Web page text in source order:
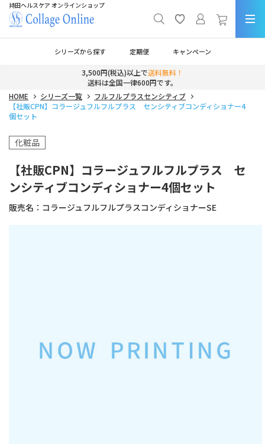
持田ヘルスケア オンラインショップ
シリーズから探す 定期便 キャンペーン
3,500円(税込)以上で送料無料！
送料は全国一律600円です。
HOME
シリーズ一覧
フルフルプラスセンシティブ
【社販CPN】コラージュフルフルプラス センシティブコンディショナー4
個セット
化粧品
【社販CPN】コラージュフルフルプラス セ
ンシティブコンディショナー4個セット
販売名： コラージュフルフルプラスコンディショナーSE